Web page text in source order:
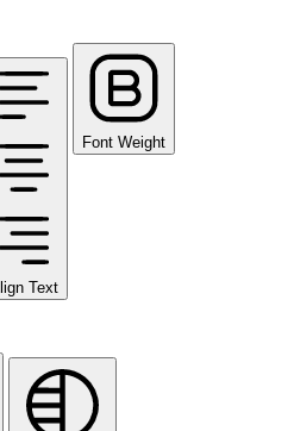
Text
Font Weight